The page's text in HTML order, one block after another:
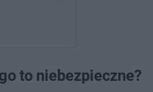
to niebezpieczne?